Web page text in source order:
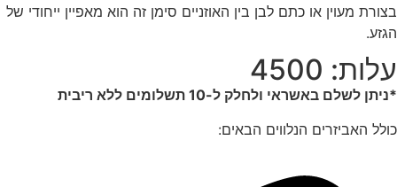
בצורת מעוין או כתם לבן בין האוזניים סימן זה הוא מאפיין ייחודי של
הגזע.
עלות: 4500
*ניתן לשלם באשראי ולחלק ל-10 תשלומים ללא ריבית
כולל האביזרים הנלווים הבאים: